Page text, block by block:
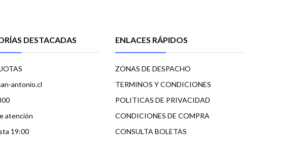
DESTACADAS
antonio.cl
atención
19:00
ENLACES RÁPIDOS
ZONAS DE DESPACHO
TERMINOS Y CONDICIONES
POLITICAS DE PRIVACIDAD
CONDICIONES DE COMPRA
CONSULTA BOLETAS